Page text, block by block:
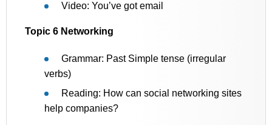
Video: You’ve got email
Topic 6 Networking
Grammar: Past Simple tense (irregular
verbs)
Reading: How can social networking sites
help companies?